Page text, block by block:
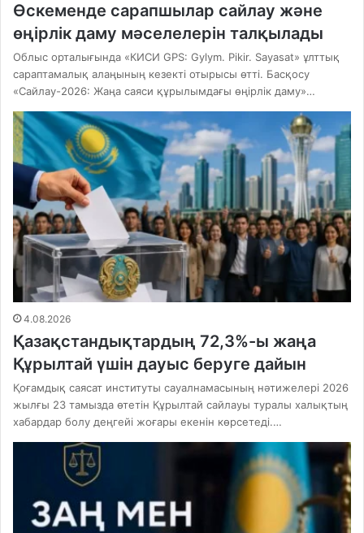
Өскеменде сарапшылар сайлау және
өңірлік даму мәселелерін талқылады
Облыс орталығында «КИСИ GPS: Gylym. Pikir. Sayasat» ұлттық
сараптамалық алаңының кезекті отырысы өтті. Басқосу
«Сайлау-2026: Жаңа саяси құрылымдағы өңірлік даму»…
4.08.2026
Қазақстандықтардың 72,3%-ы жаңа
Құрылтай үшін дауыс беруге дайын
Қоғамдық саясат институты сауалнамасының нәтижелері 2026
жылғы 23 тамызда өтетін Құрылтай сайлауы туралы халықтың
хабардар болу деңгейі жоғары екенін көрсетеді.…